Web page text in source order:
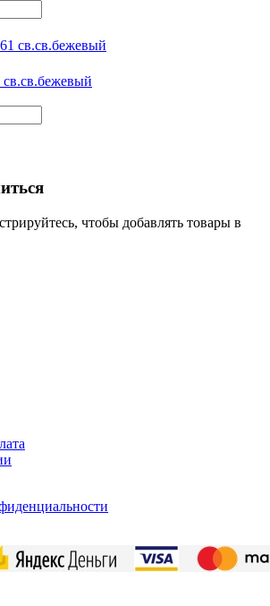
чтобы добавлять товары в